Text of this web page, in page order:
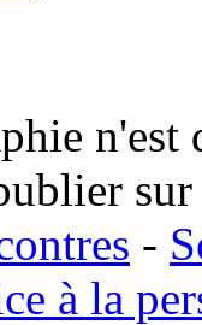
n'est
sur
-
à la